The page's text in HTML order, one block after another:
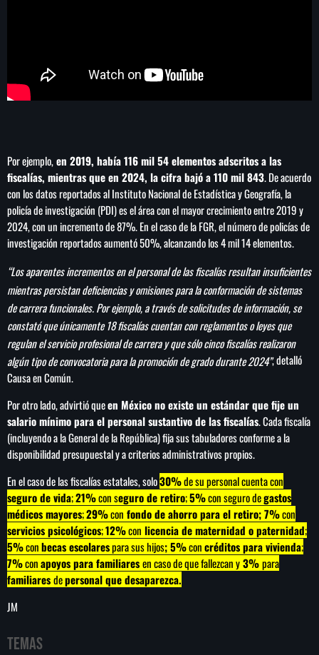
Por ejemplo,en 2019, había 116 mil 54 elementos adscritos a las
fiscalías, mientras que en 2024, la cifra bajó a 110 mil 843. De acuerdo
con los datos reportados al Instituto Nacional de Estadística y Geografía, la
policía de investigación (PDI) es el área con el mayor crecimiento entre 2019 y
2024, con un incremento de 87%. En el caso de la FGR, el número de policías de
investigación reportados aumentó 50%, alcanzando los 4 mil 14 elementos.
“Los aparentes incrementos en el personal de las fiscalías resultan insuficientes
mientras persistan deficiencias y omisiones para la conformación de sistemas
de carrera funcionales. Por ejemplo, a través de solicitudes de información, se
constató que únicamente 18 fiscalías cuentan con reglamentos o leyes que
regulan el servicio profesional de carrera y que sólo cinco fiscalías realizaron
algún tipo de convocatoria para la promoción de grado durante 2024”, detalló
Causa en Común.
Por otro lado, advirtió queen México no existe un estándar que fije un
salario mínimo para el personal sustantivo de las fiscalías. Cada fiscalía
(incluyendo a la General de la República) fija sus tabuladores conforme a la
disponibilidad presupuestal y a criterios administrativos propios.
En el caso de las fiscalías estatales, solo30%de su personal cuenta con
seguro de vida;21%con seguro de retiro;5%con seguro degastos
médicos mayores;29%con fondo de ahorro para el retiro; 7%con
servicios psicológicos;12%con licencia de maternidad o paternidad;
5%conbecas escolarespara sus hijos; 5%concréditos para vivienda;
7%conapoyos para familiaresen caso de que fallezcan y3%para
familiaresdepersonal que desaparezca.
JM
Temas